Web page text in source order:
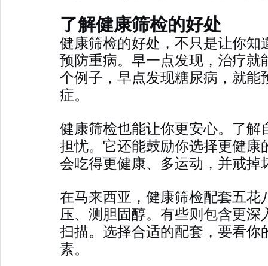
了解健康筛检的好处
健康筛检的好处，不只是让你
预防重病。早一点发现，治疗
个例子，早点发现糖尿病，就
症。
健康筛检也能让你更安心。了
担忧。它还能鼓励你选择更健
会吃得更健康、多运动，并戒掉
在马来西亚，健康筛检配套五
压、测胆固醇。有些则包含更
扫描。选择合适的配套，要看
素。